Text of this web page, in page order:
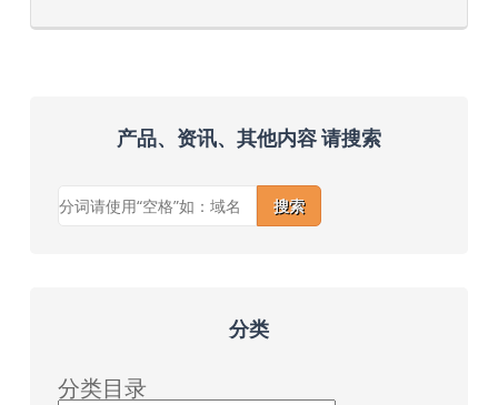
产品、资讯、其他内容 请搜索
搜索
分类
分类目录